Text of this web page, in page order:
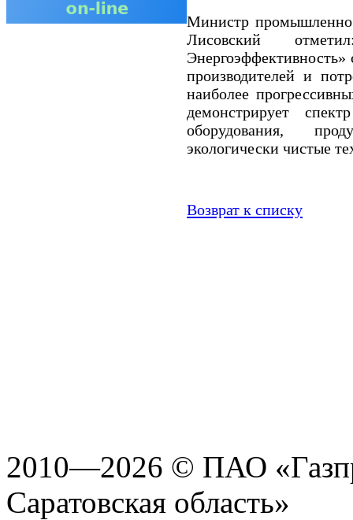
Министр
Лисовский
производителей и
наиболее
демонстрирует
оборудования,
экологически чистые
Возврат к списку
2010—2026 © ПАО
Саратовская область»